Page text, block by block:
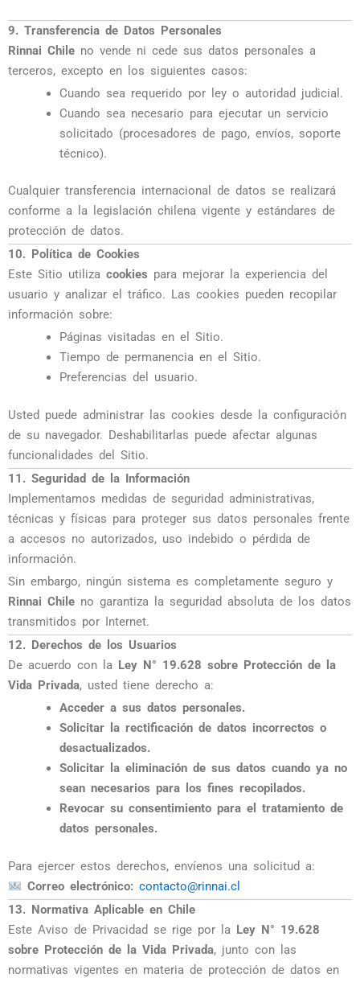
9. Transferencia de Datos Personales
Rinnai Chile no vende ni cede sus datos personales a
terceros, excepto en los siguientes casos:
Cuando sea requerido por ley o autoridad judicial.
Cuando sea necesario para ejecutar un servicio
solicitado (procesadores de pago, envíos, soporte
técnico).
Cualquier transferencia internacional de datos se realizará
conforme a la legislación chilena vigente y estándares de
protección de datos.
10. Política de Cookies
Este Sitio utiliza cookies para mejorar la experiencia del
usuario y analizar el tráfico. Las cookies pueden recopilar
información sobre:
Páginas visitadas en el Sitio.
Tiempo de permanencia en el Sitio.
Preferencias del usuario.
Usted puede administrar las cookies desde la configuración
de su navegador. Deshabilitarlas puede afectar algunas
funcionalidades del Sitio.
11. Seguridad de la Información
Implementamos medidas de seguridad administrativas,
técnicas y físicas para proteger sus datos personales frente
a accesos no autorizados, uso indebido o pérdida de
información.
Sin embargo, ningún sistema es completamente seguro y
Rinnai Chile no garantiza la seguridad absoluta de los datos
transmitidos por Internet.
12. Derechos de los Usuarios
De acuerdo con la Ley N° 19.628 sobre Protección de la
Vida Privada, usted tiene derecho a:
Acceder a sus datos personales.
Solicitar la rectificación de datos incorrectos o
desactualizados.
Solicitar la eliminación de sus datos cuando ya no
sean necesarios para los fines recopilados.
Revocar su consentimiento para el tratamiento de
datos personales.
Para ejercer estos derechos, envíenos una solicitud a:
Correo electrónico: contacto@rinnai.cl
13. Normativa Aplicable en Chile
Este Aviso de Privacidad se rige por la Ley N° 19.628
sobre Protección de la Vida Privada, junto con las
normativas vigentes en materia de protección de datos en